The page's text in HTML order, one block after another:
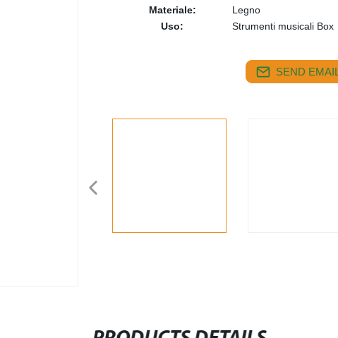
Materiale:
Legno
Uso:
Strumenti musicali Box
SEND